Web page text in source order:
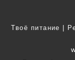
Твоё питание |